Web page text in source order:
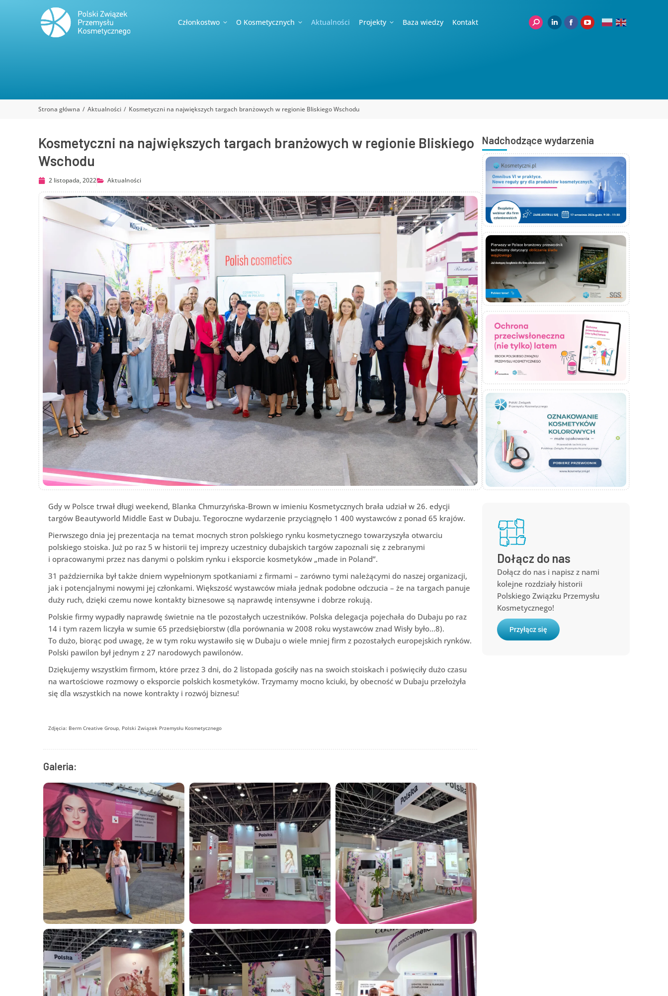
Członkostwo O Kosmetycznych Aktualności Projekty Baza wiedzy Kontakt
Jesteś tutaj:
Strona główna Aktualności Kosmetyczni na największych targach branżowych w regionie Bliskiego Wschodu
Kosmetyczni na największych targach branżowych w regionie Bliskiego
Wschodu
2 listopada, 2022 Aktualności
Gdy w Polsce trwał długi weekend, Blanka Chmurzyńska-Brown w imieniu Kosmetycznych brała udział w 26. edycji
targów Beautyworld Middle East w Dubaju. Tegoroczne wydarzenie przyciągnęło 1 400 wystawców z ponad 65 krajów.
Pierwszego dnia jej prezentacja na temat mocnych stron polskiego rynku kosmetycznego towarzyszyła otwarciu
polskiego stoiska. Już po raz 5 w historii tej imprezy uczestnicy dubajskich targów zapoznali się z zebranymi
i opracowanymi przez nas danymi o polskim rynku i eksporcie kosmetyków „made in Poland”.
31 października był także dniem wypełnionym spotkaniami z firmami – zarówno tymi należącymi do naszej organizacji,
jak i potencjalnymi nowymi jej członkami. Większość wystawców miała jednak podobne odczucia – że na targach panuje
duży ruch, dzięki czemu nowe kontakty biznesowe są naprawdę intensywne i dobrze rokują.
Polskie firmy wypadły naprawdę świetnie na tle pozostałych uczestników. Polska delegacja pojechała do Dubaju po raz
14 i tym razem liczyła w sumie 65 przedsiębiorstw (dla porównania w 2008 roku wystawców znad Wisły było…8).
To dużo, biorąc pod uwagę, że w tym roku wystawiło się w Dubaju o wiele mniej firm z pozostałych europejskich rynków.
Polski pawilon był jednym z 27 narodowych pawilonów.
Dziękujemy wszystkim firmom, które przez 3 dni, do 2 listopada gościły nas na swoich stoiskach i poświęciły dużo czasu
na wartościowe rozmowy o eksporcie polskich kosmetyków. Trzymamy mocno kciuki, by obecność w Dubaju przełożyła
się dla wszystkich na nowe kontrakty i rozwój biznesu!
Zdjęcia: Berm Creative Group, Polski Związek Przemysłu Kosmetycznego
Galeria:
Nadchodzące wydarzenia
Dołącz do nas
Dołącz do nas i napisz z nami
kolejne rozdziały historii
Polskiego Związku Przemysłu
Kosmetycznego!
Przyłącz się